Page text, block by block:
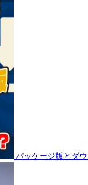
パッケージ版とダ